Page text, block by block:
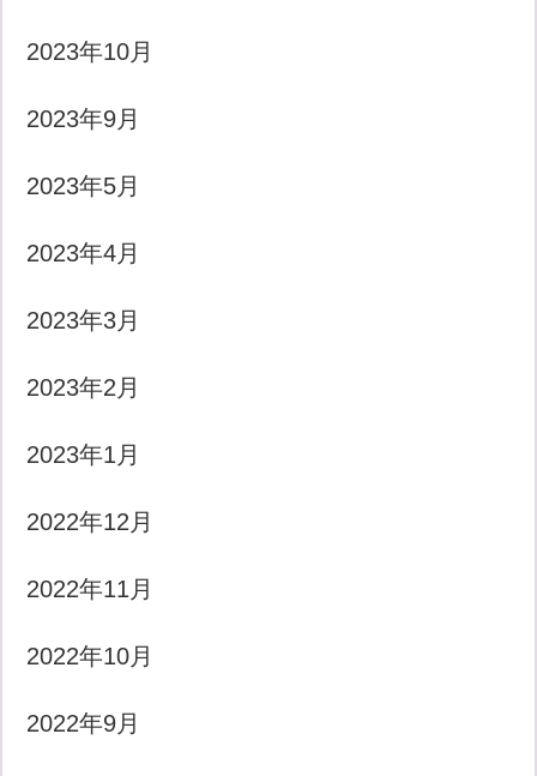
2023年10月
2023年9月
2023年5月
2023年4月
2023年3月
2023年2月
2023年1月
2022年12月
2022年11月
2022年10月
2022年9月